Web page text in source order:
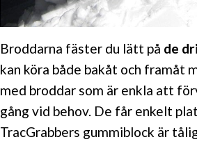
Broddarna fäster du lätt på de
kan köra både bakåt och framåt
med broddar som är enkla att
gång vid behov. De får enkelt
TracGrabbers gummiblock är